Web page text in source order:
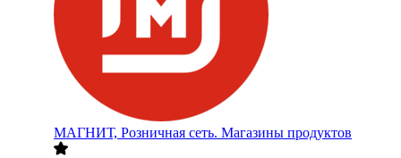
МАГНИТ, Розничная сеть. Магазины продуктов